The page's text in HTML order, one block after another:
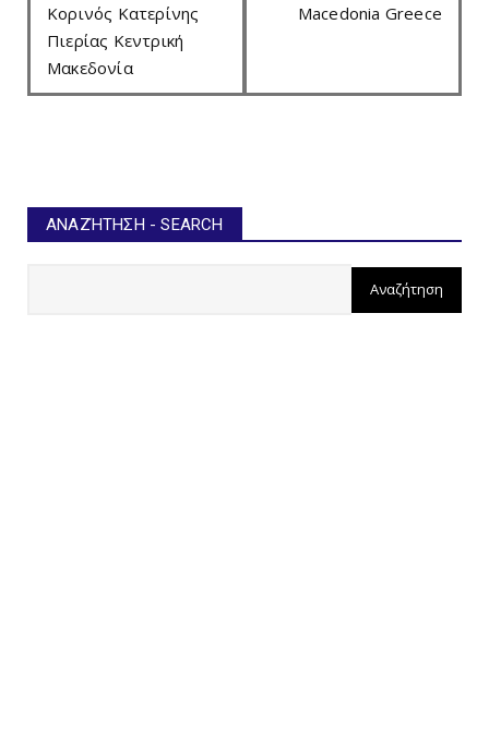
Κορινός Κατερίνης
Πιερίας Κεντρική
Μακεδονία
Macedonia Greece
ΑΝΑΖΉΤΗΣΗ - SEARCH